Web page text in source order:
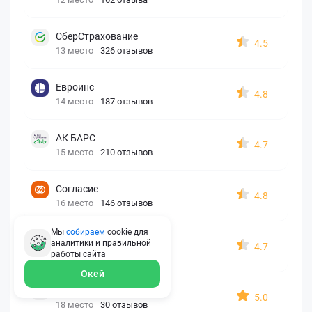
СберСтрахование
13 место 326 отзывов
4.5
Евроинс
14 место 187 отзывов
4.8
АК БАРС
15 место 210 отзывов
4.7
Согласие
16 место 146 отзывов
4.8
Капитал Лайф
17 место 173 отзыва
4.7
Georgia assistance
18 место 30 отзывов
5.0
Мы собираем cookie для
аналитики и правильной
работы сайта
Окей